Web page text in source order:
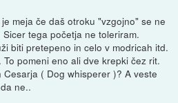
meja če daš otroku "vzgojno" se ne
tega početja ne toleriram.
biti pretepeno in celo v modricah itd.
pomeni eno ali dve krepki čez rit.
( Dog whisperer )? A veste
ne..